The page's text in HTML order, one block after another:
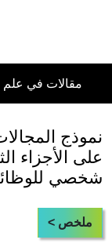
مقالات في علم
نموذج
على الأجزاء
شخصي
ملخص >